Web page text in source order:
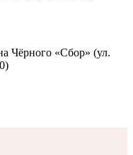
Чёрного «Сбор» (ул.